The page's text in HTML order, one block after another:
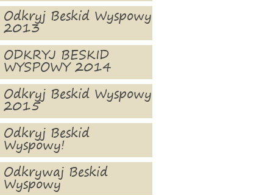
Odkryj Beskid Wyspowy
2013
ODKRYJ BESKID
WYSPOWY 2014
Odkryj Beskid Wyspowy
2015
Odkryj Beskid
Wyspowy!
Odkrywaj Beskid
Wyspowy